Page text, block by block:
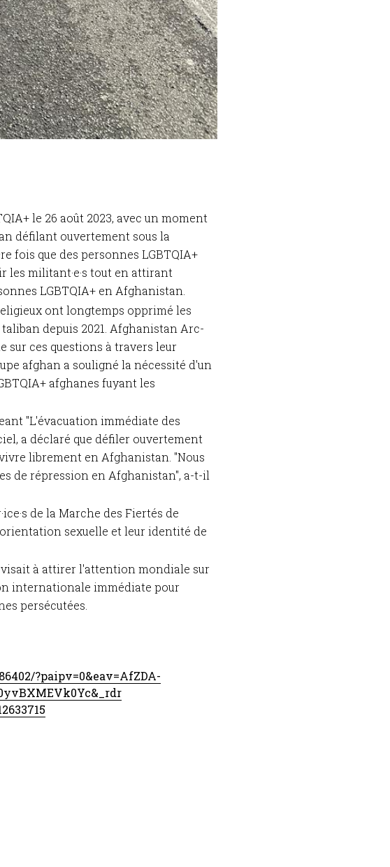
le 26 août 2023, avec un moment
défilant ouvertement sous la
fois que des personnes LGBTQIA+
les militant·e·s tout en attirant
LGBTQIA+ en Afghanistan.
ont longtemps opprimé les
depuis 2021. Afghanistan Arc-
sur ces questions à travers leur
afghan a souligné la nécessité d'un
afghanes fuyant les
"L'évacuation immédiate des
a déclaré que défiler ouvertement
librement en Afghanistan. "Nous
de répression en Afghanistan", a-t-il
de la Marche des Fiertés de
sexuelle et leur identité de
à attirer l'attention mondiale sur
internationale immédiate pour
persécutées.
?paipv=0&eav=AfZDA-